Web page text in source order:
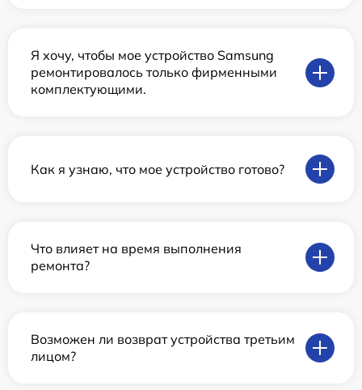
Я хочу, чтобы мое устройство Samsung
ремонтировалось только фирменными
комплектующими.
Как я узнаю, что мое устройство готово?
Что влияет на время выполнения
ремонта?
Возможен ли возврат устройства третьим
лицом?